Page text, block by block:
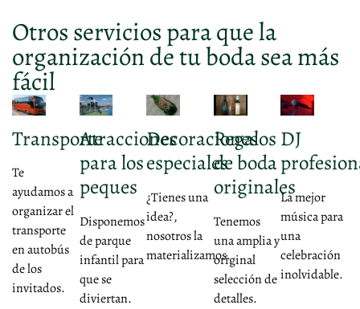
Otros servicios para que la
organización de tu boda sea más
fácil
Transporte
Te
ayudamos a
organizar el
transporte
en autobús
de los
invitados.
Atracciones
para los
peques
Disponemos
de parque
infantil para
que se
diviertan.
Decoraciones
especiales
¿Tienes una
idea?,
nosotros la
materializamos.
Regalos
de boda
originales
Tenemos
una amplia y
original
selección de
detalles.
DJ
La mejor
música para
una
celebración
inolvidable.